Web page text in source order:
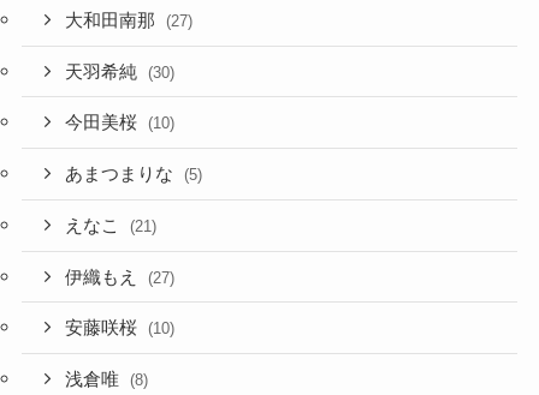
大和田南那 (27)
天羽希純 (30)
今田美桜 (10)
あまつまりな (5)
えなこ (21)
伊織もえ (27)
安藤咲桜 (10)
浅倉唯 (8)